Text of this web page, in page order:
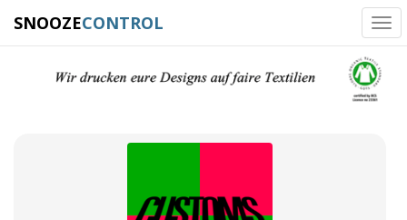
SNOOZECONTROL